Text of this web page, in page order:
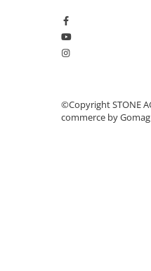
©Copyright STONE
commerce by Gomag